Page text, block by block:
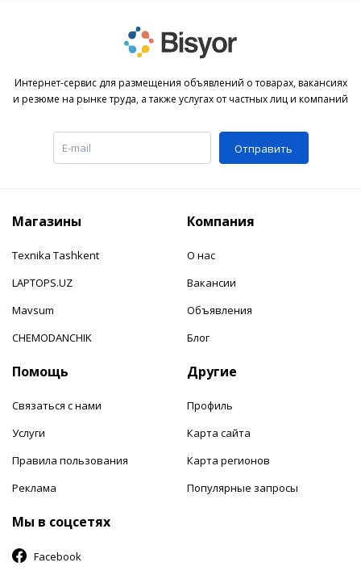
Интернет-сервис для размещения объявлений о товарах, вакансиях
и резюме на рынке труда, а также услугах от частных лиц и компаний
Отправить
Магазины
Texnika Tashkent
LAPTOPS.UZ
Mavsum
CHEMODANCHIK
Компания
О нас
Вакансии
Объявления
Блог
Помощь
Связаться с нами
Услуги
Правила пользования
Реклама
Другие
Профиль
Карта сайта
Карта регионов
Популярные запросы
Мы в соцсетях
Facebook